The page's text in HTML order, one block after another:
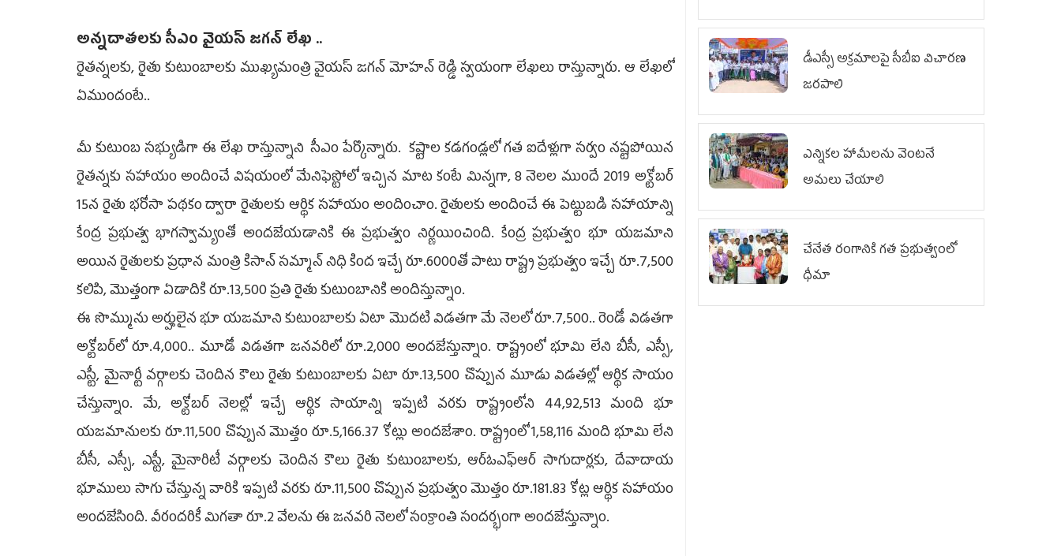
అన్నదాతలకు సీఎం వైయస్‌ జగన్‌ లేఖ ..
రైతన్నలకు, రైతు కుటుంబాలకు ముఖ్యమంత్రి వైయస్‌ జగన్‌ మోహన్‌ రెడ్డి స్వయంగా లేఖలు రాస్తున్నారు. ఆ లేఖలో
ఏముందంటే..
మీ కుటుంబ సభ్యుడిగా ఈ లేఖ రాస్తున్నాని సీఎం పేర్కొన్నారు. కష్టాల కడగండ్లలో గత ఐదేళ్లుగా సర్వం నష్టపోయిన
రైతన్నకు సహాయం అందించే విషయంలో మేనిఫెస్టోలో ఇచ్చిన మాట కంటే మిన్నగా, 8 నెలల ముందే 2019 అక్టోబర్‌
15న రైతు భరోసా పథకం ద్వారా రైతులకు ఆర్థిక సహాయం అందించాం. రైతులకు అందించే ఈ పెట్టుబడి సహాయాన్ని
కేంద్ర ప్రభుత్వ భాగస్వామ్యంతో అందజేయడానికి ఈ ప్రభుత్వం నిర్ణయించింది. కేంద్ర ప్రభుత్వం భూ యజమాని
అయిన రైతులకు ప్రధాన మంత్రి కిసాన్‌ సమ్మాన్‌ నిధి కింద ఇచ్చే రూ.6000తో పాటు రాష్ట్ర ప్రభుత్వం ఇచ్చే రూ.7,500
కలిపి, మొత్తంగా ఏడాదికి రూ.13,500 ప్రతి రైతు కుటుంబానికి అందిస్తున్నాం.
ఈ సొమ్మును అర్హులైన భూ యజమాని కుటుంబాలకు ఏటా మొదటి విడతగా మే నెలలో రూ.7,500.. రెండో విడతగా
అక్టోబర్‌లో రూ.4,000.. మూడో విడతగా జనవరిలో రూ.2,000 అందజేస్తున్నాం. రాష్ట్రంలో భూమి లేని బీసీ, ఎస్సీ,
ఎస్టీ, మైనార్టీ వర్గాలకు చెందిన కౌలు రైతు కుటుంబాలకు ఏటా రూ.13,500 చొప్పున మూడు విడతల్లో ఆర్థిక సాయం
చేస్తున్నాం. మే, అక్టోబర్‌ నెలల్లో ఇచ్చే ఆర్థిక సాయాన్ని ఇప్పటి వరకు రాష్ట్రంలోని 44,92,513 మంది భూ
యజమానులకు రూ.11,500 చొప్పున మొత్తం రూ.5,166.37 కోట్లు అందజేశాం. రాష్ట్రంలో 1,58,116 మంది భూమి లేని
బీసీ, ఎస్సీ, ఎస్టీ, మైనారిటీ వర్గాలకు చెందిన కౌలు రైతు కుటుంబాలకు, ఆర్‌ఓఎఫ్‌ఆర్‌ సాగుదార్లకు, దేవాదాయ
భూములు సాగు చేస్తున్న వారికి ఇప్పటి వరకు రూ.11,500 చొప్పున ప్రభుత్వం మొత్తం రూ.181.83 కోట్ల ఆర్థిక సహాయం
అందజేసింది. వీరందరికీ మిగతా రూ.2 వేలను ఈ జనవరి నెలలో సంక్రాంతి సందర్భంగా అందజేస్తున్నాం.
డీఎస్సీ అక్రమాలపై సీబీఐ విచారణ
జరపాలి
ఎన్నికల హామీలను వెంటనే
అమలు చేయాలి
చేనేత రంగానికి గత ప్రభుత్వంలో
ధీమా